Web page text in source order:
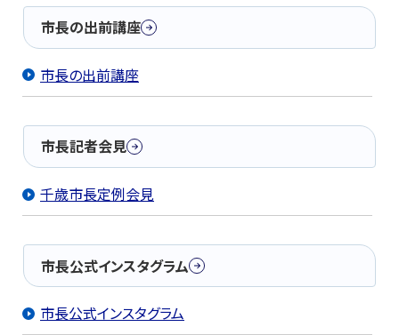
市長の出前講座
市長の出前講座
市長記者会見
千歳市長定例会見
市長公式インスタグラム
市長公式インスタグラム